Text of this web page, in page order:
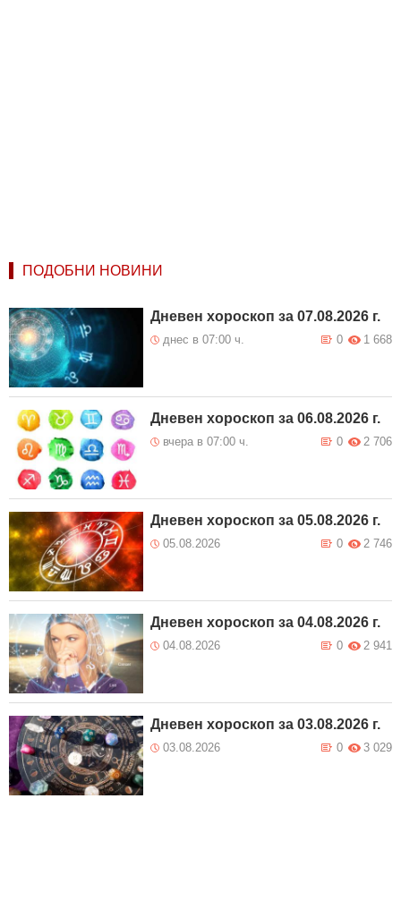
ПОДОБНИ НОВИНИ
Дневен хороскоп за 07.08.2026 г.
днес в 07:00 ч. 1 668
0
Дневен хороскоп за 06.08.2026 г.
вчера в 07:00 ч. 2 706
0
Дневен хороскоп за 05.08.2026 г.
05.08.2026 2 746
0
Дневен хороскоп за 04.08.2026 г.
04.08.2026 2 941
0
Дневен хороскоп за 03.08.2026 г.
03.08.2026 3 029
0